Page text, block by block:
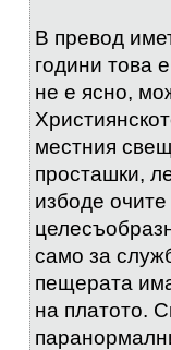
В превод
години това
не е ясно,
местния
просташки,
избоде
само за
пещерата
на платото.